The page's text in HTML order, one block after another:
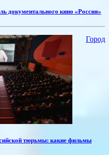
документального кино «Россия»
Город
тюрьмы: какие фильмы